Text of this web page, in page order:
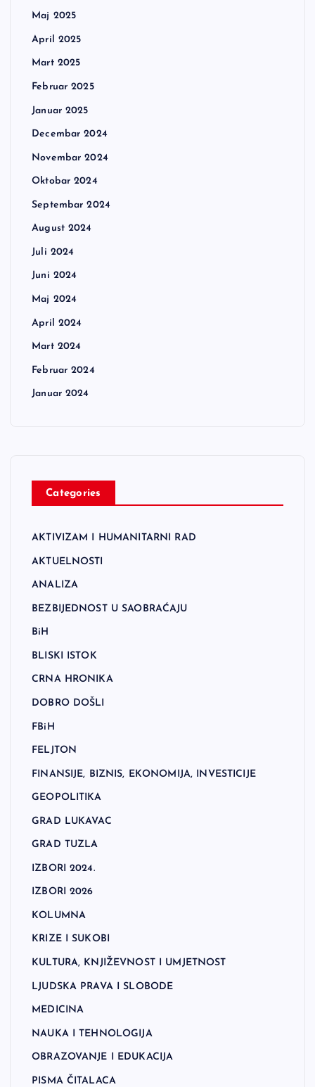
Maj 2025
April 2025
Mart 2025
Februar 2025
Januar 2025
Decembar 2024
Novembar 2024
Oktobar 2024
Septembar 2024
August 2024
Juli 2024
Juni 2024
Maj 2024
April 2024
Mart 2024
Februar 2024
Januar 2024
Categories
AKTIVIZAM I HUMANITARNI RAD
AKTUELNOSTI
ANALIZA
BEZBIJEDNOST U SAOBRAĆAJU
BiH
BLISKI ISTOK
CRNA HRONIKA
DOBRO DOŠLI
FBiH
FELJTON
FINANSIJE, BIZNIS, EKONOMIJA, INVESTICIJE
GEOPOLITIKA
GRAD LUKAVAC
GRAD TUZLA
IZBORI 2024.
IZBORI 2026
KOLUMNA
KRIZE I SUKOBI
KULTURA, KNJIŽEVNOST I UMJETNOST
LJUDSKA PRAVA I SLOBODE
MEDICINA
NAUKA I TEHNOLOGIJA
OBRAZOVANJE I EDUKACIJA
PISMA ČITALACA